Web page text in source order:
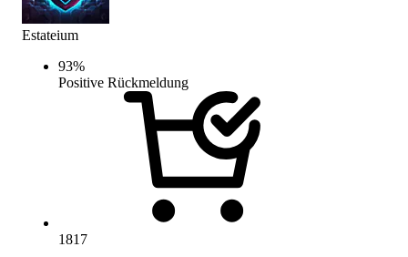
Estateium
93%
Positive Rückmeldung
1817